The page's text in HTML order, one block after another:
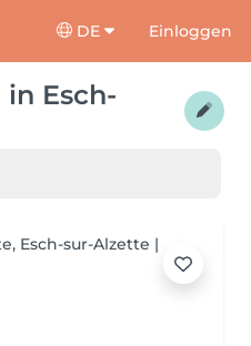
DE Einloggen
in Esch-